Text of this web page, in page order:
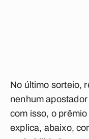
No último sorteio,
nenhum
com isso, o
explica, abaixo,